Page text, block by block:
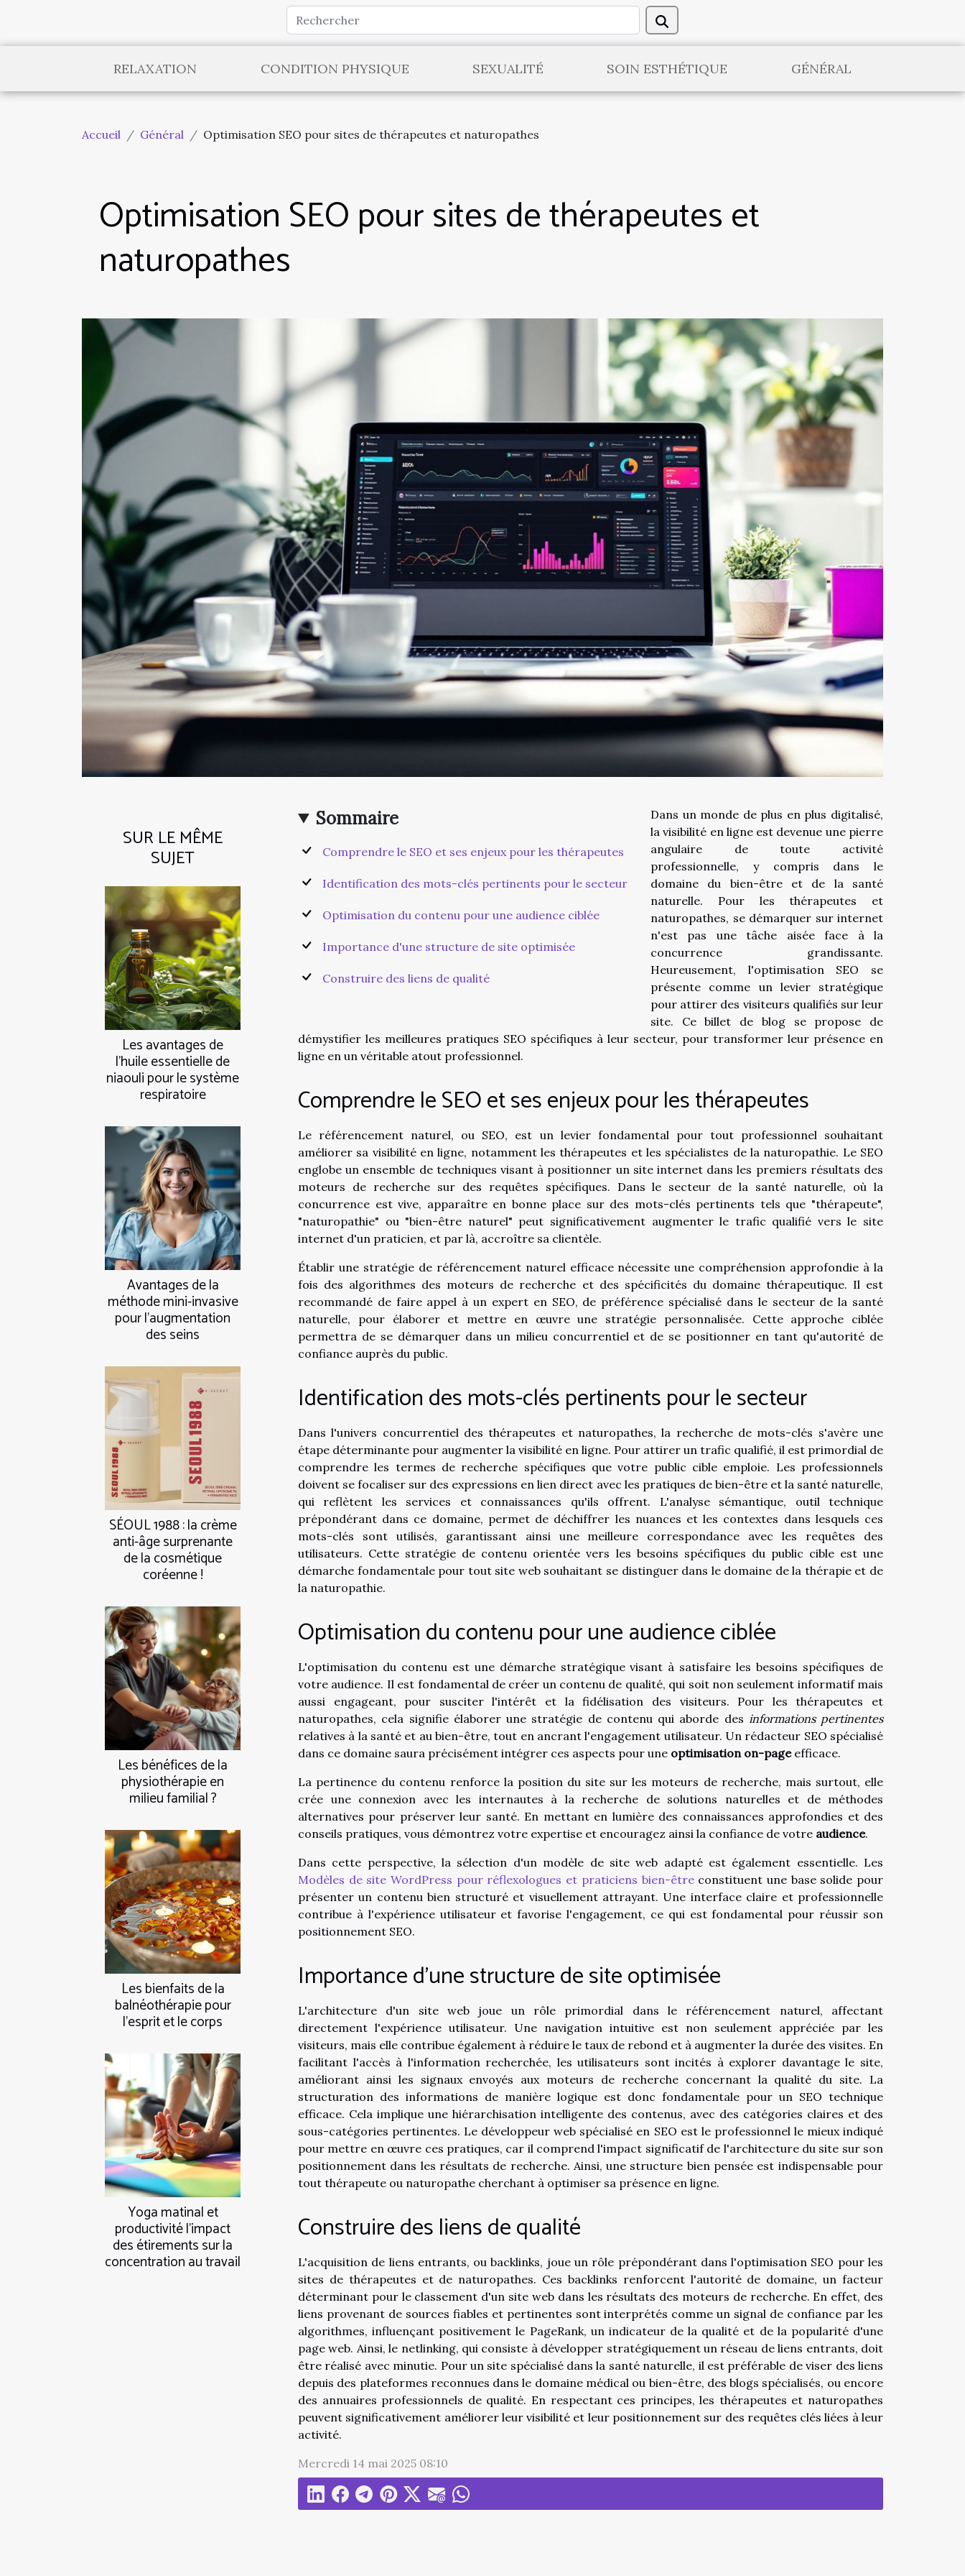
RELAXATION CONDITION PHYSIQUE SEXUALITÉ SOIN ESTHÉTIQUE GÉNÉRAL
Accueil Général Optimisation SEO pour sites de thérapeutes et naturopathes
Optimisation SEO pour sites de thérapeutes et
naturopathes
SUR LE MÊME
SUJET
Les avantages de
l'huile essentielle de
niaouli pour le système
respiratoire
Avantages de la
méthode mini-invasive
pour l'augmentation
des seins
SÉOUL 1988 : la crème
anti-âge surprenante
de la cosmétique
coréenne !
Les bénéfices de la
physiothérapie en
milieu familial ?
Les bienfaits de la
balnéothérapie pour
l'esprit et le corps
Yoga matinal et
productivité l'impact
des étirements sur la
concentration au travail
Sommaire
Comprendre le SEO et ses enjeux pour les thérapeutes
Identification des mots-clés pertinents pour le secteur
Optimisation du contenu pour une audience ciblée
Importance d'une structure de site optimisée
Construire des liens de qualité
Dans un monde de plus en plus digitalisé,
la visibilité en ligne est devenue une pierre
angulaire de toute activité
professionnelle, y compris dans le
domaine du bien-être et de la santé
naturelle. Pour les thérapeutes et
naturopathes, se démarquer sur internet
n'est pas une tâche aisée face à la
concurrence grandissante.
Heureusement, l'optimisation SEO se
présente comme un levier stratégique
pour attirer des visiteurs qualifiés sur leur
site. Ce billet de blog se propose de
démystifier les meilleures pratiques SEO spécifiques à leur secteur, pour transformer leur présence en
ligne en un véritable atout professionnel.
Comprendre le SEO et ses enjeux pour les thérapeutes
Le référencement naturel, ou SEO, est un levier fondamental pour tout professionnel souhaitant
améliorer sa visibilité en ligne, notamment les thérapeutes et les spécialistes de la naturopathie. Le SEO
englobe un ensemble de techniques visant à positionner un site internet dans les premiers résultats des
moteurs de recherche sur des requêtes spécifiques. Dans le secteur de la santé naturelle, où la
concurrence est vive, apparaître en bonne place sur des mots-clés pertinents tels que "thérapeute",
"naturopathie" ou "bien-être naturel" peut significativement augmenter le trafic qualifié vers le site
internet d'un praticien, et par là, accroître sa clientèle.
Établir une stratégie de référencement naturel efficace nécessite une compréhension approfondie à la
fois des algorithmes des moteurs de recherche et des spécificités du domaine thérapeutique. Il est
recommandé de faire appel à un expert en SEO, de préférence spécialisé dans le secteur de la santé
naturelle, pour élaborer et mettre en œuvre une stratégie personnalisée. Cette approche ciblée
permettra de se démarquer dans un milieu concurrentiel et de se positionner en tant qu'autorité de
confiance auprès du public.
Identification des mots-clés pertinents pour le secteur
Dans l'univers concurrentiel des thérapeutes et naturopathes, la recherche de mots-clés s'avère une
étape déterminante pour augmenter la visibilité en ligne. Pour attirer un trafic qualifié, il est primordial de
comprendre les termes de recherche spécifiques que votre public cible emploie. Les professionnels
doivent se focaliser sur des expressions en lien direct avec les pratiques de bien-être et la santé naturelle,
qui reflètent les services et connaissances qu'ils offrent. L'analyse sémantique, outil technique
prépondérant dans ce domaine, permet de déchiffrer les nuances et les contextes dans lesquels ces
mots-clés sont utilisés, garantissant ainsi une meilleure correspondance avec les requêtes des
utilisateurs. Cette stratégie de contenu orientée vers les besoins spécifiques du public cible est une
démarche fondamentale pour tout site web souhaitant se distinguer dans le domaine de la thérapie et de
la naturopathie.
Optimisation du contenu pour une audience ciblée
L'optimisation du contenu est une démarche stratégique visant à satisfaire les besoins spécifiques de
votre audience. Il est fondamental de créer un contenu de qualité, qui soit non seulement informatif mais
aussi engageant, pour susciter l'intérêt et la fidélisation des visiteurs. Pour les thérapeutes et
naturopathes, cela signifie élaborer une stratégie de contenu qui aborde des informations pertinentes
relatives à la santé et au bien-être, tout en ancrant l'engagement utilisateur. Un rédacteur SEO spécialisé
dans ce domaine saura précisément intégrer ces aspects pour une optimisation on-pageefficace.
La pertinence du contenu renforce la position du site sur les moteurs de recherche, mais surtout, elle
crée une connexion avec les internautes à la recherche de solutions naturelles et de méthodes
alternatives pour préserver leur santé. En mettant en lumière des connaissances approfondies et des
conseils pratiques, vous démontrez votre expertise et encouragez ainsi la confiance de votre audience.
Dans cette perspective, la sélection d'un modèle de site web adapté est également essentielle. Les
Modèles de site WordPress pour réflexologues et praticiens bien-êtreconstituent une base solide pour
présenter un contenu bien structuré et visuellement attrayant. Une interface claire et professionnelle
contribue à l'expérience utilisateur et favorise l'engagement, ce qui est fondamental pour réussir son
positionnement SEO.
Importance d'une structure de site optimisée
L'architecture d'un site web joue un rôle primordial dans le référencement naturel, affectant
directement l'expérience utilisateur. Une navigation intuitive est non seulement appréciée par les
visiteurs, mais elle contribue également à réduire le taux de rebond et à augmenter la durée des visites. En
facilitant l'accès à l'information recherchée, les utilisateurs sont incités à explorer davantage le site,
améliorant ainsi les signaux envoyés aux moteurs de recherche concernant la qualité du site. La
structuration des informations de manière logique est donc fondamentale pour un SEO technique
efficace. Cela implique une hiérarchisation intelligente des contenus, avec des catégories claires et des
sous-catégories pertinentes. Le développeur web spécialisé en SEO est le professionnel le mieux indiqué
pour mettre en œuvre ces pratiques, car il comprend l'impact significatif de l'architecture du site sur son
positionnement dans les résultats de recherche. Ainsi, une structure bien pensée est indispensable pour
tout thérapeute ou naturopathe cherchant à optimiser sa présence en ligne.
Construire des liens de qualité
L'acquisition de liens entrants, ou backlinks, joue un rôle prépondérant dans l'optimisation SEO pour les
sites de thérapeutes et de naturopathes. Ces backlinks renforcent l'autorité de domaine, un facteur
déterminant pour le classement d'un site web dans les résultats des moteurs de recherche. En effet, des
liens provenant de sources fiables et pertinentes sont interprétés comme un signal de confiance par les
algorithmes, influençant positivement le PageRank, un indicateur de la qualité et de la popularité d'une
page web. Ainsi, le netlinking, qui consiste à développer stratégiquement un réseau de liens entrants, doit
être réalisé avec minutie. Pour un site spécialisé dans la santé naturelle, il est préférable de viser des liens
depuis des plateformes reconnues dans le domaine médical ou bien-être, des blogs spécialisés, ou encore
des annuaires professionnels de qualité. En respectant ces principes, les thérapeutes et naturopathes
peuvent significativement améliorer leur visibilité et leur positionnement sur des requêtes clés liées à leur
activité.
Mercredi 14 mai 2025 08:10